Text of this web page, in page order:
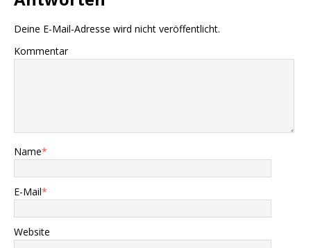
Deine E-Mail-Adresse wird nicht veröffentlicht.
Kommentar
Name*
E-Mail*
Website